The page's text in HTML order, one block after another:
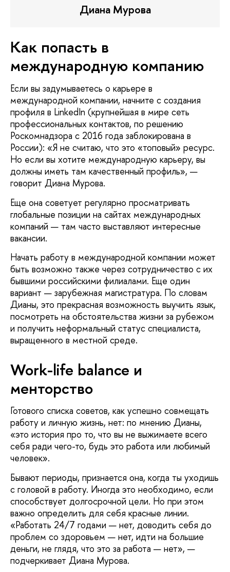
Диана Мурова
Как попасть в
международную компанию
Если вы задумываетесь о карьере в
международной компании, начните с создания
профиля в LinkedIn (крупнейшая в мире сеть
профессиональных контактов, по решению
Роскомнадзора с 2016 года заблокирована в
России): «Я не считаю, что это «топовый» ресурс.
Но если вы хотите международную карьеру, вы
должны иметь там качественный профиль», —
говорит Диана Мурова.
Еще она советует регулярно просматривать
глобальные позиции на сайтах международных
компаний — там часто выставляют интересные
вакансии.
Начать работу в международной компании может
быть возможно также через сотрудничество с их
бывшими российскими филиалами. Еще один
вариант — зарубежная магистратура. По словам
Дианы, это прекрасная возможность выучить язык,
посмотреть на обстоятельства жизни за рубежом
и получить неформальный статус специалиста,
выращенного в местной среде.
Work-life balance и
менторство
Готового списка советов, как успешно совмещать
работу и личную жизнь, нет: по мнению Дианы,
«это история про то, что вы не выжимаете всего
себя ради чего-то, будь это работа или любимый
человек».
Бывают периоды, признается она, когда ты уходишь
с головой в работу. Иногда это необходимо, если
способствует долгосрочной цели. Но при этом
важно определить для себя красные линии.
«Работать 24/7 годами — нет, доводить себя до
проблем со здоровьем — нет, идти на большие
деньги, не глядя, что это за работа — нет», —
подчеркивает Диана Мурова.